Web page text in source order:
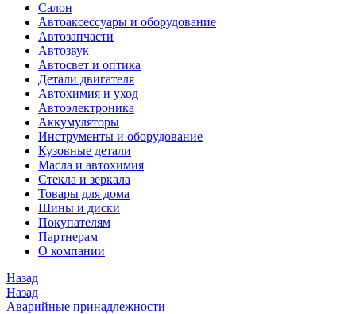
Салон
Автоаксессуары и оборудование
Автозапчасти
Автозвук
Автосвет и оптика
Детали двигателя
Автохимия и уход
Автоэлектроника
Аккумуляторы
Инструменты и оборудование
Кузовные детали
Масла и автохимия
Стекла и зеркала
Товары для дома
Шины и диски
Покупателям
Партнерам
О компании
Назад
Назад
Аварийные принадлежности